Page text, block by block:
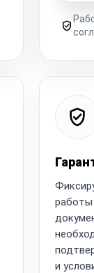
работы
и